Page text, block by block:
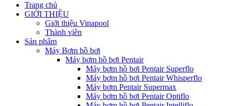
Trang chủ
GIỚI THIỆU
Giới thiệu Vinapool
Thành viên
Sản phẩm
Máy Bơm hồ bơi
Máy bơm hồ bơi Pentair
Máy bơm hồ bơi Pentair Superflo
Máy bơm hồ bơi Pentair Whisperflo
Máy bơm Pentair Supermax
Máy bơm hồ bơi Pentair Optiflo